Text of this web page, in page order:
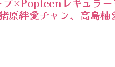
プ×Popteenレギュラ
原絆愛チャン、高島柚